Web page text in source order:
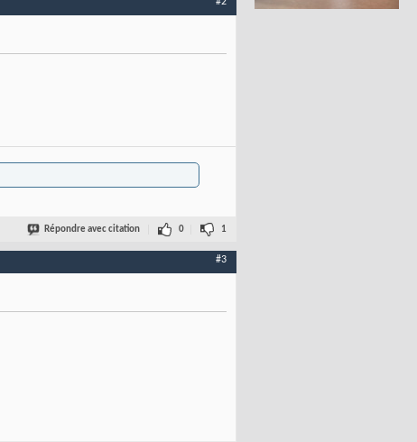
Répondre avec citation 0 1
#3